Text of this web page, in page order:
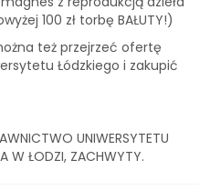
100 zł torbę BAŁUTY!)
też przejrzeć ofertę
Łódzkiego i zakupić
UNIWERSYTETU
W ŁODZI, ZACHWYTY.